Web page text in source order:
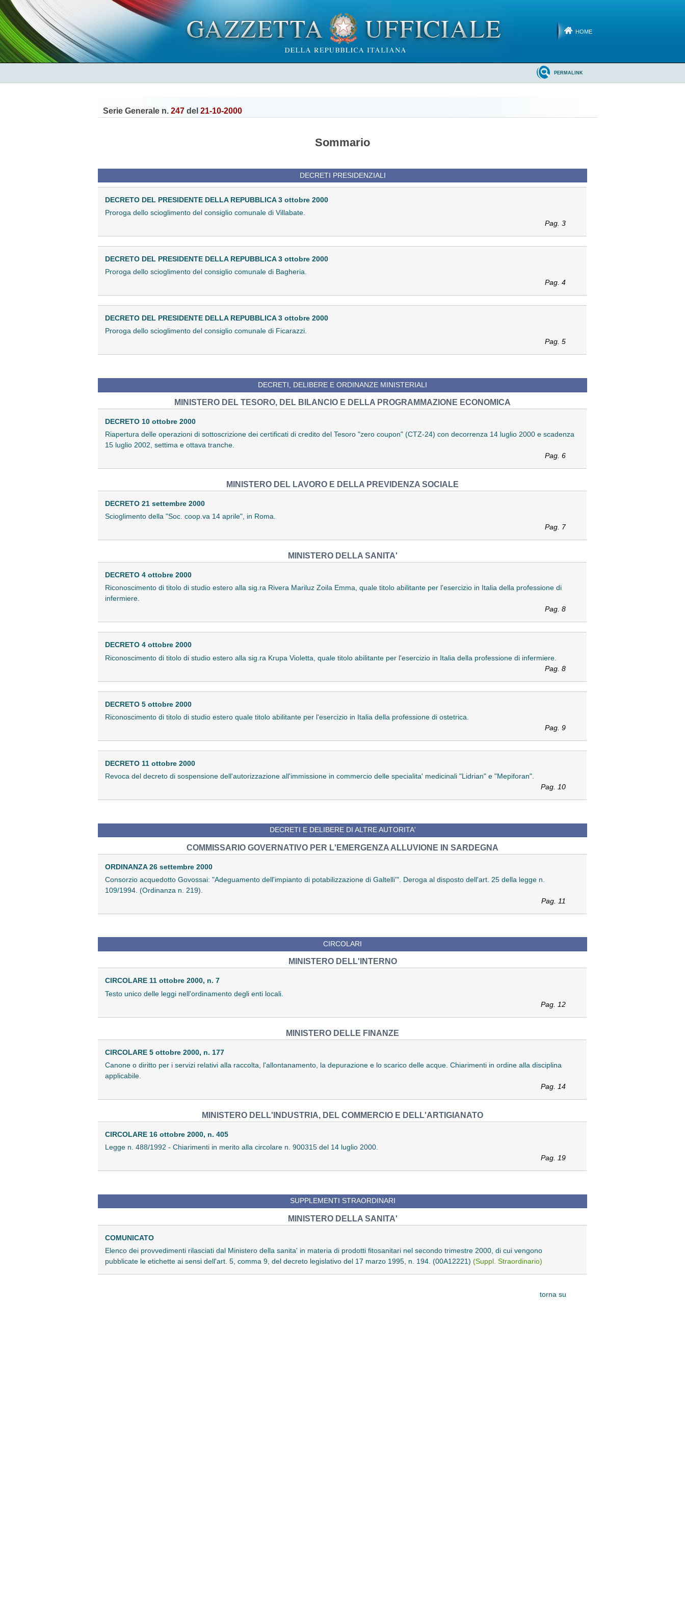
HOME
PERMALINK
Serie Generale n. 247 del 21-10-2000
Sommario
DECRETI PRESIDENZIALI
DECRETO DEL PRESIDENTE DELLA REPUBBLICA 3 ottobre 2000
Proroga dello scioglimento del consiglio comunale di Villabate.
Pag. 3
DECRETO DEL PRESIDENTE DELLA REPUBBLICA 3 ottobre 2000
Proroga dello scioglimento del consiglio comunale di Bagheria.
Pag. 4
DECRETO DEL PRESIDENTE DELLA REPUBBLICA 3 ottobre 2000
Proroga dello scioglimento del consiglio comunale di Ficarazzi.
Pag. 5
DECRETI, DELIBERE E ORDINANZE MINISTERIALI
MINISTERO DEL TESORO, DEL BILANCIO E DELLA PROGRAMMAZIONE ECONOMICA
DECRETO 10 ottobre 2000
Riapertura delle operazioni di sottoscrizione dei certificati di credito del Tesoro "zero coupon" (CTZ-24) con decorrenza 14 luglio 2000 e scadenza
15 luglio 2002, settima e ottava tranche.
Pag. 6
MINISTERO DEL LAVORO E DELLA PREVIDENZA SOCIALE
DECRETO 21 settembre 2000
Scioglimento della "Soc. coop.va 14 aprile", in Roma.
Pag. 7
MINISTERO DELLA SANITA'
DECRETO 4 ottobre 2000
Riconoscimento di titolo di studio estero alla sig.ra Rivera Mariluz Zoila Emma, quale titolo abilitante per l'esercizio in Italia della professione di
infermiere.
Pag. 8
DECRETO 4 ottobre 2000
Riconoscimento di titolo di studio estero alla sig.ra Krupa Violetta, quale titolo abilitante per l'esercizio in Italia della professione di infermiere.
Pag. 8
DECRETO 5 ottobre 2000
Riconoscimento di titolo di studio estero quale titolo abilitante per l'esercizio in Italia della professione di ostetrica.
Pag. 9
DECRETO 11 ottobre 2000
Revoca del decreto di sospensione dell'autorizzazione all'immissione in commercio delle specialita' medicinali "Lidrian" e "Mepiforan".
Pag. 10
DECRETI E DELIBERE DI ALTRE AUTORITA'
COMMISSARIO GOVERNATIVO PER L'EMERGENZA ALLUVIONE IN SARDEGNA
ORDINANZA 26 settembre 2000
Consorzio acquedotto Govossai: "Adeguamento dell'impianto di potabilizzazione di Galtelli'". Deroga al disposto dell'art. 25 della legge n.
109/1994. (Ordinanza n. 219).
Pag. 11
CIRCOLARI
MINISTERO DELL'INTERNO
CIRCOLARE 11 ottobre 2000, n. 7
Testo unico delle leggi nell'ordinamento degli enti locali.
Pag. 12
MINISTERO DELLE FINANZE
CIRCOLARE 5 ottobre 2000, n. 177
Canone o diritto per i servizi relativi alla raccolta, l'allontanamento, la depurazione e lo scarico delle acque. Chiarimenti in ordine alla disciplina
applicabile.
Pag. 14
MINISTERO DELL'INDUSTRIA, DEL COMMERCIO E DELL'ARTIGIANATO
CIRCOLARE 16 ottobre 2000, n. 405
Legge n. 488/1992 - Chiarimenti in merito alla circolare n. 900315 del 14 luglio 2000.
Pag. 19
SUPPLEMENTI STRAORDINARI
MINISTERO DELLA SANITA'
COMUNICATO
Elenco dei provvedimenti rilasciati dal Ministero della sanita' in materia di prodotti fitosanitari nel secondo trimestre 2000, di cui vengono
pubblicate le etichette ai sensi dell'art. 5, comma 9, del decreto legislativo del 17 marzo 1995, n. 194. (00A12221) (Suppl. Straordinario)
torna su